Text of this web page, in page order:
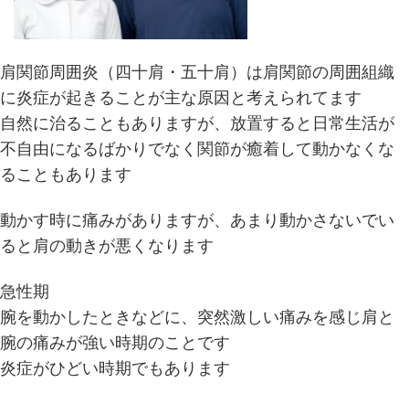
肩関節周囲炎（四十肩・五十肩）は肩関節の周囲組織
に炎症が起きることが主な原因と考えられてます
自然に治ることもありますが、放置すると日常生活が
不自由になるばかりでなく関節が癒着して動かなくな
ることもあります
動かす時に痛みがありますが、あまり動かさないでい
ると肩の動きが悪くなります
急性期
腕を動かしたときなどに、突然激しい痛みを感じ肩と
腕の痛みが強い時期のことです
炎症がひどい時期でもあります